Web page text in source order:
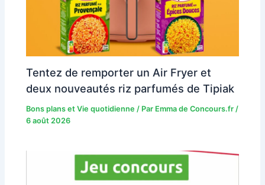
Tentez de remporter un Air Fryer et
deux nouveautés riz parfumés de Tipiak
Bons plans et Vie quotidienne / Par Emma de Concours.fr/
6 août 2026